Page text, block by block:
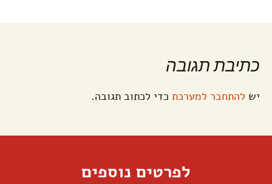
כתיבת תגובה
יש להתחבר למערכת כדי לכתוב תגובה.
לפרטים נוספים